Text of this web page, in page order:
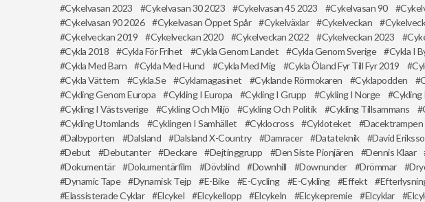
Cykelvasan 2023
Cykelvasan 30 2023 Cykelvasan 45 2023 Cykelvasan 90
Cykelvasan 90 2026
Cykelvasan Öppet Spår Cykelväxlar Cykelveckan
Cykelveckan 2019
Cykelveckan 2020 Cykelveckan 2022 Cykelveckan 2023
Cykla 2018
Cykla För Frihet Cykla Genom Landet Cykla Genom Sverige Cykla I
Cykla Med Barn
Cykla Med Hund Cykla Med Mig Cykla Öland Fyr Till Fyr 2019
Cykla Vättern
Cykla.se Cyklamagasinet Cyklande Rörmokaren Cyklapodden
Cykling Genom Europa
Cykling I Europa Cykling I Grupp Cykling I Norge Cykling
Cykling I Västsverige
Cykling Och Miljö Cykling Och Politik Cykling Tillsammans
Cykling Utomlands
Cyklingen I Samhället Cyklocross Cykloteket Dacektrampen
Dalbyporten
Dalsland Dalsland X-Country Damracer Datateknik David
Debut
Debutanter Deckare Dejtinggrupp Den Siste Pionjären Dennis Klaar
Dokumentär
Dokumentärfilm Dövblind Downhill Downunder Drömmar
Dynamic Tape
Dynamisk Tejp E-Bike E-Cycling E-Cykling Effekt
Elassisterade Cyklar
Elcykel Elcykellopp Elcykeln Elcykepremie Elcyklar